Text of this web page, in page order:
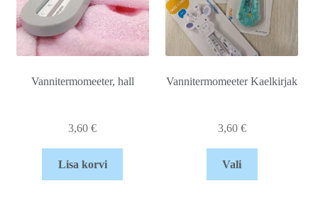
Vannitermomeeter, hall
3,60€
Lisa korvi
Vannitermomeeter Kaelkirjak
3,60 €
Vali